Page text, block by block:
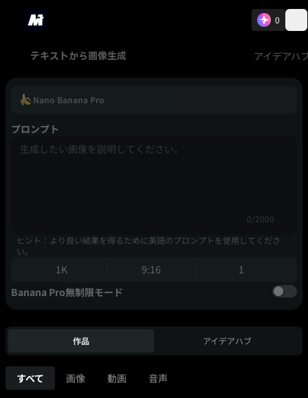
0
テキストから画像生成 アイデアハ
Nano Banana Pro
プロンプト
0/2000
ヒント：より良い結果を得るために英語のプロンプトを使用してくださ
い。
1K 9:16
1
Banana Pro無制限モード
作品 アイデアハブ
すべて 画像 動画 音声